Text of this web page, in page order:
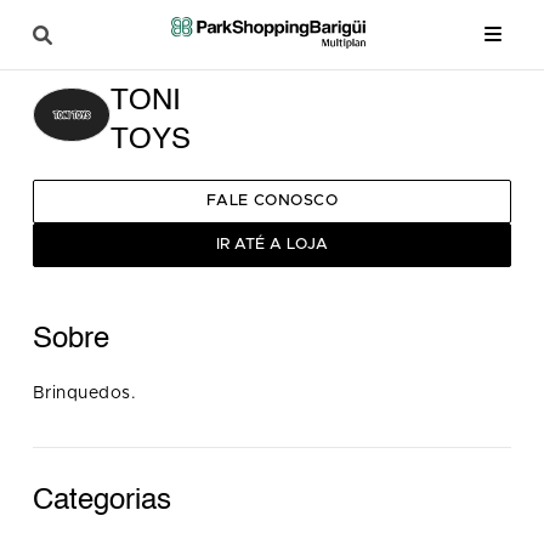
TONI
TOYS
FALE CONOSCO
IR ATÉ A LOJA
Sobre
Brinquedos.
Categorias